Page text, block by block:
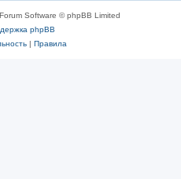
Software © phpBB Limited
phpBB
| Правила